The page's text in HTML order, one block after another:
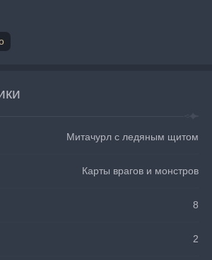
Митачурл с ледяным щитом
Карты врагов и монстров
8
2